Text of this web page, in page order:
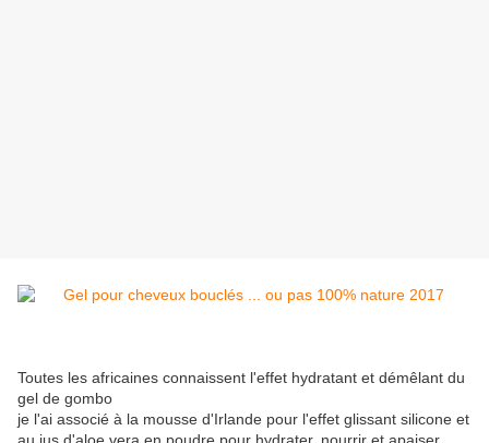
Toutes les africaines connaissent l'effet hydratant et démêlant du
gel de gombo
je l'ai associé à la mousse d'Irlande pour l'effet glissant silicone et